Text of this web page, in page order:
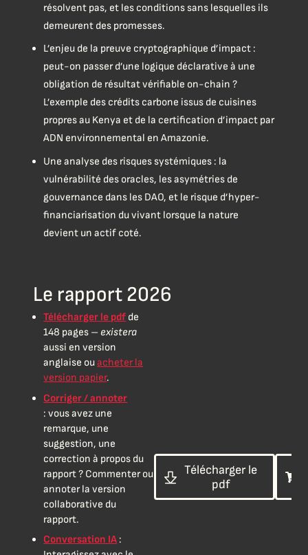
résolvent pas, et les conditions sans lesquelles ils
demeurent des promesses.
L’enjeu de la preuve cryptographique d’impact :
peut-on passer d’une logique déclarative à une
obligation de résultat vérifiable on-chain ?
L’exemple des crédits carbone issus de cuisines
propres au Kenya et de la certification d’impact par
ADN environnemental en Amazonie.
Une analyse des risques systémiques : la
vulnérabilité des oracles, les asymétries de
gouvernance dans les DAO, et le risque d’hyper-
financiarisation du vivant lorsque la nature
devient un actif coté.
Le rapport 2026
Télécharger le
pdf
Télécharger le pdf de
148 pages – existera
aussi en version
anglaise ouacheter la
version papier.
Corriger / annoter
: vous avez une
remarque, une
suggestion, une
correction à propos du
rapport ? Commenter ou
annoter la version
collaborative du
rapport.
Conversation IA :